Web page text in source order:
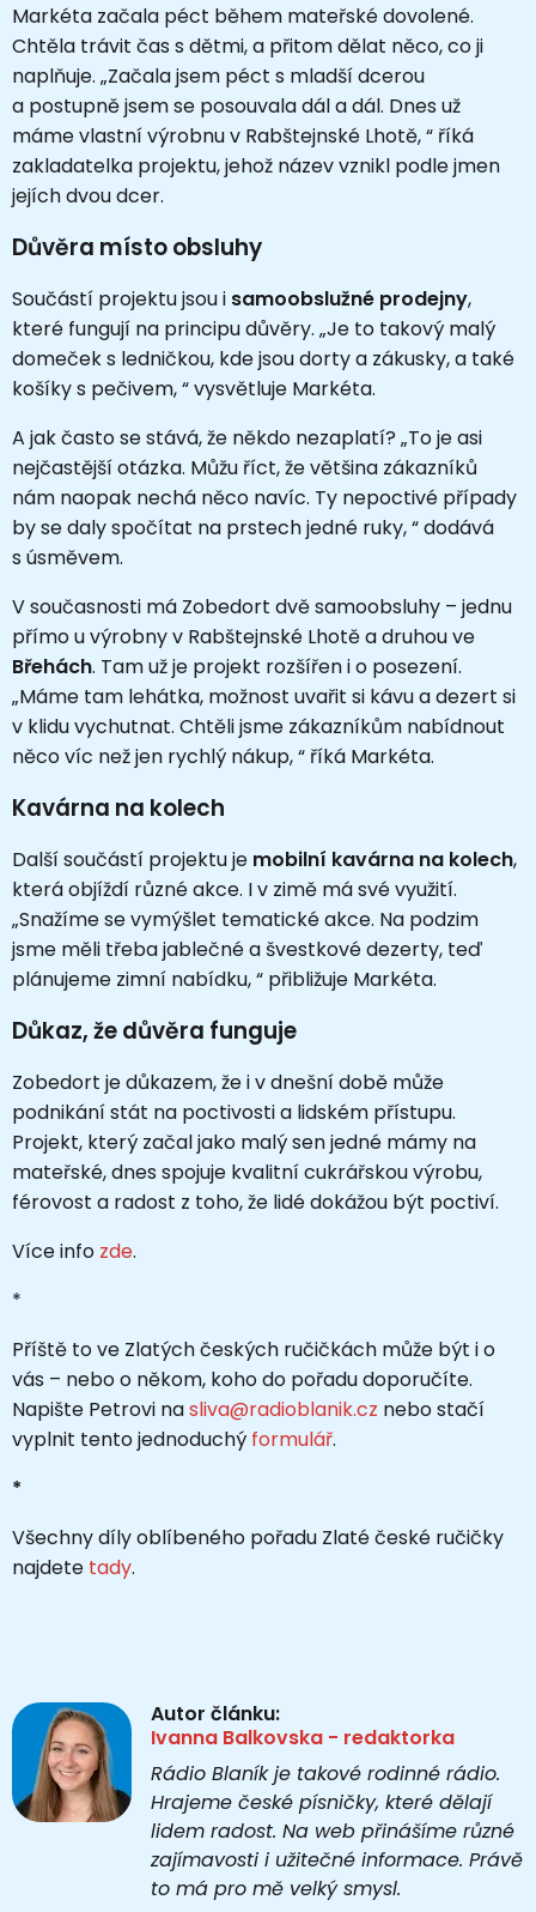
Markéta začala péct během mateřské dovolené.
Chtěla trávit čas s dětmi, a přitom dělat něco, co ji
naplňuje. „Začala jsem péct s mladší dcerou
a postupně jsem se posouvala dál a dál. Dnes už
máme vlastní výrobnu v Rabštejnské Lhotě, “ říká
zakladatelka projektu, jehož název vznikl podle jmen
jejích dvou dcer.
Důvěra místo obsluhy
Součástí projektu jsou i samoobslužné prodejny,
které fungují na principu důvěry. „Je to takový malý
domeček s ledničkou, kde jsou dorty a zákusky, a také
košíky s pečivem, “ vysvětluje Markéta.
A jak často se stává, že někdo nezaplatí? „To je asi
nejčastější otázka. Můžu říct, že většina zákazníků
nám naopak nechá něco navíc. Ty nepoctivé případy
by se daly spočítat na prstech jedné ruky, “ dodává
s úsměvem.
V současnosti má Zobedort dvě samoobsluhy – jednu
přímo u výrobny v Rabštejnské Lhotě a druhou ve
Břehách. Tam už je projekt rozšířen i o posezení.
„Máme tam lehátka, možnost uvařit si kávu a dezert si
v klidu vychutnat. Chtěli jsme zákazníkům nabídnout
něco víc než jen rychlý nákup, “ říká Markéta.
Kavárna na kolech
Další součástí projektu je mobilní kavárna na kolech,
která objíždí různé akce. I v zimě má své využití.
„Snažíme se vymýšlet tematické akce. Na podzim
jsme měli třeba jablečné a švestkové dezerty, teď
plánujeme zimní nabídku, “ přibližuje Markéta.
Důkaz, že důvěra funguje
Zobedort je důkazem, že i v dnešní době může
podnikání stát na poctivosti a lidském přístupu.
Projekt, který začal jako malý sen jedné mámy na
mateřské, dnes spojuje kvalitní cukrářskou výrobu,
férovost a radost z toho, že lidé dokážou být poctiví.
Více info zde.
*
Příště to ve Zlatých českých ručičkách může být i o
vás – nebo o někom, koho do pořadu doporučíte.
Napište Petrovi nasliva@radioblanik.cz nebo stačí
vyplnit tento jednoduchý formulář.
*
Všechny díly oblíbeného pořadu Zlaté české ručičky
najdete tady.
Autor článku:
Ivanna Balkovska - redaktorka
Rádio Blaník je takové rodinné rádio.
Hrajeme české písničky, které dělají
lidem radost. Na web přinášíme různé
zajímavosti i užitečné informace. Právě
to má pro mě velký smysl.